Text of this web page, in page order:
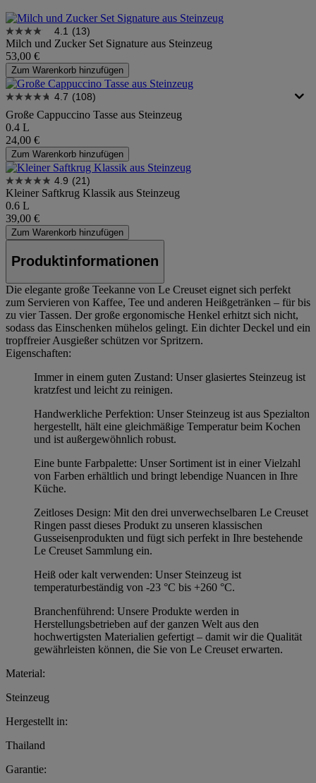
4.1 (13)
Milch und Zucker Set Signature aus Steinzeug
53,00 €
Zum Warenkorb hinzufügen
4.7 (108)
Große Cappuccino Tasse aus Steinzeug
0.4 L
24,00 €
Zum Warenkorb hinzufügen
4.9 (21)
Kleiner Saftkrug Klassik aus Steinzeug
0.6 L
39,00 €
Zum Warenkorb hinzufügen
Produktinformationen
Die elegante große Teekanne von Le Creuset eignet sich perfekt
zum Servieren von Kaffee, Tee und anderen Heißgetränken – für bis
zu vier Tassen. Der große ergonomische Henkel erhitzt sich nicht,
sodass das Einschenken mühelos gelingt. Ein dichter Deckel und ein
tropffreier Ausgießer schützen vor Spritzern.
Eigenschaften:
Immer in einem guten Zustand: Unser glasiertes Steinzeug ist
kratzfest und leicht zu reinigen.
Handwerkliche Perfektion: Unser Steinzeug ist aus Spezialton
hergestellt, hält eine gleichmäßige Temperatur beim Kochen
und ist außergewöhnlich robust.
Eine bunte Farbpalette: Unser Sortiment ist in einer Vielzahl
von Farben erhältlich und bringt lebendige Nuancen in Ihre
Küche.
Zeitloses Design: Mit den drei unverwechselbaren Le Creuset
Ringen passt dieses Produkt zu unseren klassischen
Gusseisenprodukten und fügt sich perfekt in Ihre bestehende
Le Creuset Sammlung ein.
Heiß oder kalt verwenden: Unser Steinzeug ist
temperaturbeständig von -23 °C bis +260 °C.
Branchenführend: Unsere Produkte werden in
Herstellungsbetrieben auf der ganzen Welt aus den
hochwertigsten Materialien gefertigt – damit wir die Qualität
gewährleisten können, die Sie von Le Creuset erwarten.
Material:
Steinzeug
Hergestellt in:
Thailand
Garantie: